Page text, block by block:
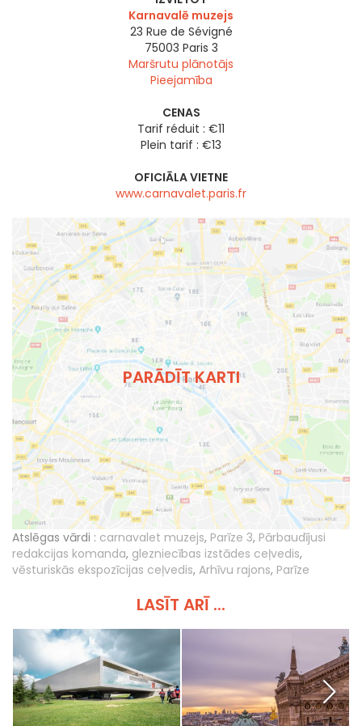
Karnavalē muzejs
23 Rue de Sévigné
75003 Paris 3
Maršrutu plānotājs
Pieejamība
CENAS
Tarif réduit : €11
Plein tarif : €13
OFICIĀLA VIETNE
www.carnavalet.paris.fr
PARĀDĪT KARTI
Atslēgas vārdi : carnavalet muzejs, Parīze 3, Pārbaudījusi
redakcijas komanda, glezniecības izstādes ceļvedis,
vēsturiskās ekspozīcijas ceļvedis, Arhīvu rajons, Parīze
LASĪT ARĪ ...